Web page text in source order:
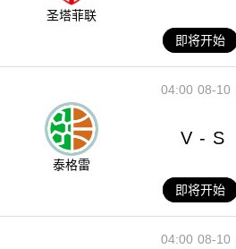
圣塔菲联
即将开始
08-10
04:00
泰格雷
V - S
即将开始
08-10
04:00